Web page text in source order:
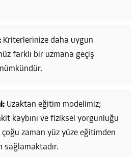
Kriterlerinize daha uygun
farklı bir uzmana geçiş
Uzaktan eğitim modelimiz;
kaybını ve fiziksel yorgunluğu
çoğu zaman yüz yüze eğitimden
sağlamaktadır.